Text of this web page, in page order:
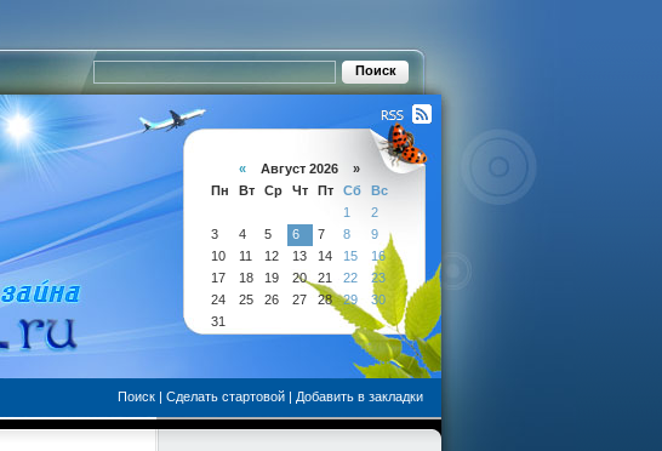
« Август 2026 »
Пн
Вт Ср Чт Пт Сб
Вс
1
2
3
4 5 6 7 8
9
10
11 12 13 14 15
16
17
18 19 20 21 22
23
24
25 26 27 28 29
30
31
Поиск | Сделать стартовой | Добавить в закладки